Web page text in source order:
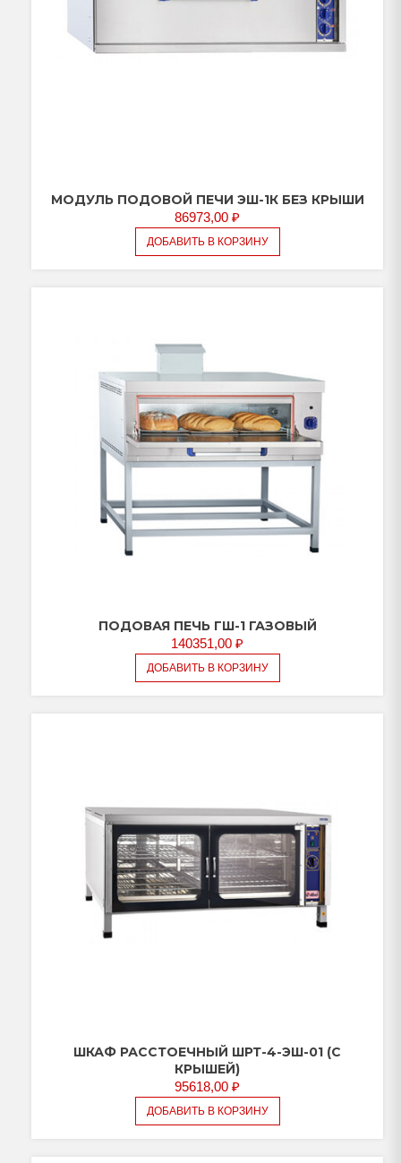
МОДУЛЬ ПОДОВОЙ ПЕЧИ ЭШ-1К БЕЗ КРЫШИ
86973,00 ₽
ДОБАВИТЬ В КОРЗИНУ
ПОДОВАЯ ПЕЧЬ ГШ-1 ГАЗОВЫЙ
140351,00 ₽
ДОБАВИТЬ В КОРЗИНУ
ШКАФ РАССТОЕЧНЫЙ ШРТ-4-ЭШ-01 (С
КРЫШЕЙ)
95618,00 ₽
ДОБАВИТЬ В КОРЗИНУ